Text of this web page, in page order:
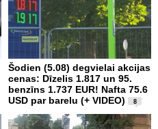
Šodien (5.08) degvielai akcijas
cenas: Dīzelis 1.817 un 95.
benzīns 1.737 EUR! Nafta 75.6
USD par barelu (+ VIDEO)
8